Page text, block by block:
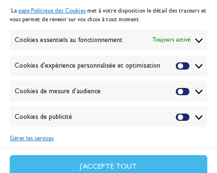
La page Politique des Cookies met à votre disposition le détail des traceurs et
vous permet de revenir sur vos choix à tout moment.
Cookies essentiels au fonctionnement Toujours activé
Cookies d'expérience personnalisée et optimisation
Cookies de mesure d'audience
Cookies de publicité
Gérer les services
J'ACCEPTE TOUT
Politique des cookies
Banque de la voile
Passion Voile TV
ABONNEZ-VOUS
J'accepte lapolitique de confidentialité